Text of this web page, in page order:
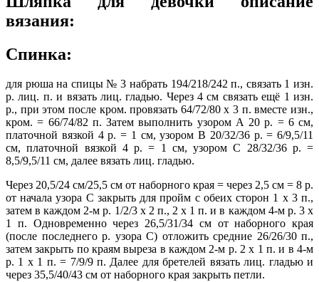
вязания:
Спинка:
для рюша на спицы № 3 набрать 194/218/242 п., связать 1 изн.
р. лиц. п. и вязать лиц. гладью. Через 4 см связать ещё 1 изн.
р., при этом после кром. провязать 64/72/80 х 3 п. вместе изн.,
кром. = 66/74/82 п. Затем выполнить узором А 20 р. = 6 см,
платочной вязкой 4 р. = 1 см, узором В 20/32/36 р. = 6/9,5/11
см, платочной вязкой 4 р. = 1 см, узором С 28/32/36 р. =
8,5/9,5/11 см, далее вязать лиц. гладью.
Через 20,5/24 см/25,5 см от наборного края = через 2,5 см = 8 р.
от начала узора С закрыть для пройм с обеих сторон 1 х 3 п.,
затем в каждом 2-м р. 1/2/3 х 2 п., 2 х 1 п. и в каждом 4-м р. 3 х
1 п. Одновременно через 26,5/31/34 см от наборного края
(после последнего р. узора С) отложить средние 26/26/30 п.,
затем закрыть по краям выреза в каждом 2-м р. 2 х 1 п. и в 4-м
р. 1 х 1 п. = 7/9/9 п. Далее для бретелей вязать лиц. гладью и
через 35,5/40/43 см от наборного края закрыть петли.